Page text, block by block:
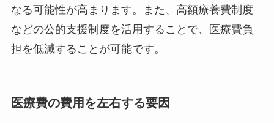
なる可能性が高まります。また、高額療養費制度
などの公的支援制度を活用することで、医療費負
担を低減することが可能です。
医療費の費用を左右する要因